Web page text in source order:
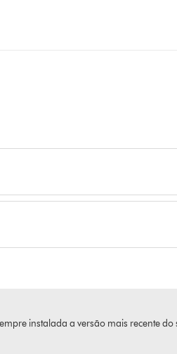
instalada a versão mais recente do